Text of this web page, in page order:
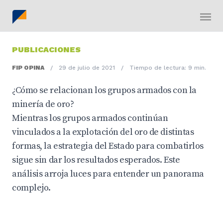
PUBLICACIONES
FIP OPINA / 29 de julio de 2021 / Tiempo de lectura: 9 min.
¿Cómo se relacionan los grupos armados con la
minería de oro?
Mientras los grupos armados continúan
vinculados a la explotación del oro de distintas
formas, la estrategia del Estado para combatirlos
sigue sin dar los resultados esperados. Este
análisis arroja luces para entender un panorama
complejo.